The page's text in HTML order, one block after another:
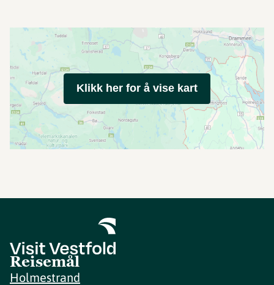
Klikk her for å vise kart
Reisemål
Holmestrand